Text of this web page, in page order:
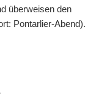
überweisen den
Pontarlier-Abend).